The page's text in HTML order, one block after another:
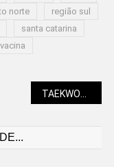
norte
região sul
santa catarina
vacina